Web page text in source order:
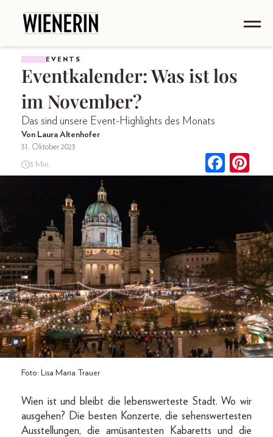
EVENTS
Eventkalender: Was ist los
im November?
Das sind unsere Event-Highlights des Monats
Von Laura Altenhofer
31. Oktober 2023
3 Min.
Foto: Lisa Maria Trauer
Wien ist und bleibt die lebenswerteste Stadt. Wo wir
ausgehen? Die besten Konzerte, die sehenswertesten
Ausstellungen, die amüsantesten Kabaretts und die